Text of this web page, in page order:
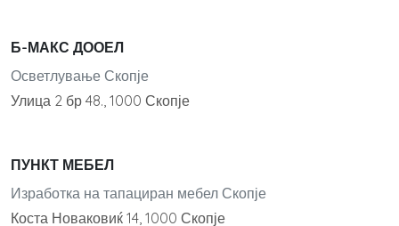
Б-МАКС ДООЕЛ
Осветлување Скопје
Улица 2 бр 48., 1000 Скопје
ПУНКТ МЕБЕЛ
Изработка на тапациран мебел Скопје
Коста Новаковиќ 14, 1000 Скопје